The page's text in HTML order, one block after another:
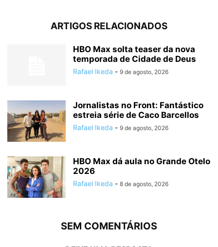
ARTIGOS RELACIONADOS
HBO Max solta teaser da nova
temporada de Cidade de Deus
Rafael Ikeda - 9 de agosto, 2026
Jornalistas no Front: Fantástico
estreia série de Caco Barcellos
Rafael Ikeda - 9 de agosto, 2026
HBO Max dá aula no Grande Otelo
2026
Rafael Ikeda - 8 de agosto, 2026
SEM COMENTÁRIOS